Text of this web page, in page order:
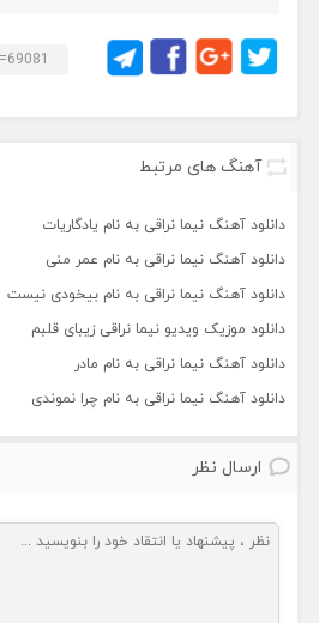
آهنگ های مرتبط
دانلود آهنگ نیما نراقی به نام یادگاریات
دانلود آهنگ نیما نراقی به نام عمر منی
دانلود آهنگ نیما نراقی به نام بیخودی نیست
دانلود موزیک ویدیو نیما نراقی زیبای قلبم
دانلود آهنگ نیما نراقی به نام مادر
دانلود آهنگ نیما نراقی به نام چرا نموندی
ارسال نظر